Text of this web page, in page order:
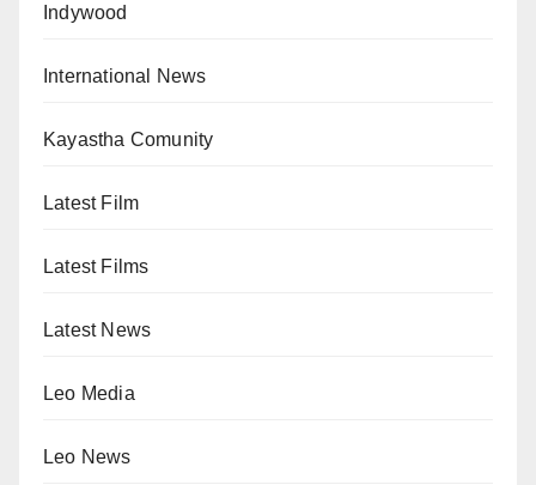
Indywood
International News
Kayastha Comunity
Latest Film
Latest Films
Latest News
Leo Media
Leo News